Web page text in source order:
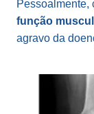
Pessoalmente,
função
agravo da